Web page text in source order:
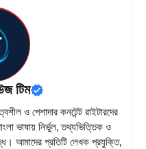
টিম
ও পেশাদার কনটেন্ট রাইটারদের
ভাষায় নির্ভুল, তথ্যভিত্তিক ও
আমাদের প্রতিটি লেখক প্রযুক্তি,